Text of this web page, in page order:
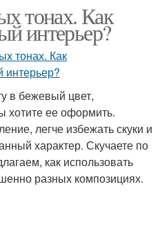
тонах. Как
интерьер?
в бежевый цвет,
хотите ее оформить.
легче избежать скуки и
характер. Скучаете по
как использовать
разных композициях.